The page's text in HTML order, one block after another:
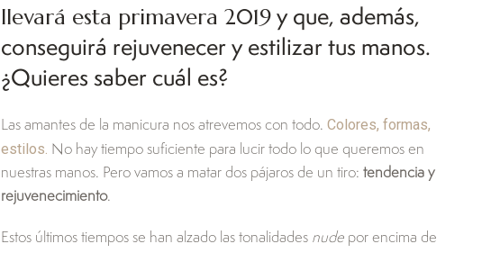
llevará esta primavera 2019 y que, además,
conseguirá rejuvenecer y estilizar tus manos.
¿Quieres saber cuál es?
Las amantes de la manicura nos atrevemos con todo. Colores, formas,
estilos. No hay tiempo suficiente para lucir todo lo que queremos en
nuestras manos. Pero vamos a matar dos pájaros de un tiro: tendencia y
rejuvenecimiento.
Estos últimos tiempos se han alzado las tonalidades nude por encima de